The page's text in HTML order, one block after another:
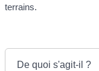
terrains.
De quoi s'agit-il ?